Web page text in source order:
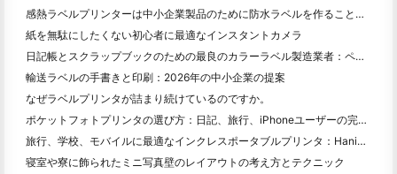
感熱ラベルプリンターは中小企業製品のために防水ラベルを作ることができますか？
紙を無駄にしたくない初心者に最適なインスタントカメラ
日記帳とスクラップブックのための最良のカラーラベル製造業者：ページごとにさらに色を追加
輸送ラベルの手書きと印刷：2026年の中小企業の提案
なぜラベルプリンタが詰まり続けているのですか。
ポケットフォトプリンタの選び方：日記、旅行、iPhoneユーザーの完全ガイド
旅行、学校、モバイルに最適なインクレスポータブルプリンタ：Hanin MT 620 Pro評価
寝室や寮に飾られたミニ写真壁のレイアウトの考え方とテクニック